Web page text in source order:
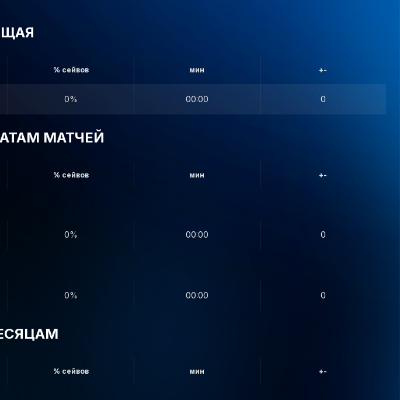
% сейвов мин +-
0% 00:00 0
МАТЧЕЙ
% сейвов мин +-
0% 00:00 0
0% 00:00 0
% сейвов мин +-